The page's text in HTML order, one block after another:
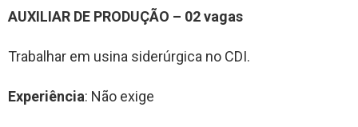
AUXILIAR DE PRODUÇÃO – 02 vagas
Trabalhar em usina siderúrgica no CDI.
Experiência: Não exige